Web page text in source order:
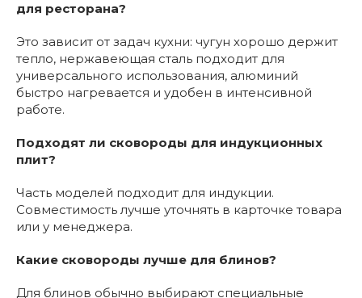
для ресторана?
Это зависит от задач кухни: чугун хорошо держит
тепло, нержавеющая сталь подходит для
универсального использования, алюминий
быстро нагревается и удобен в интенсивной
работе.
Подходят ли сковороды для индукционных
плит?
Часть моделей подходит для индукции.
Совместимость лучше уточнять в карточке товара
или у менеджера.
Какие сковороды лучше для блинов?
Для блинов обычно выбирают специальные